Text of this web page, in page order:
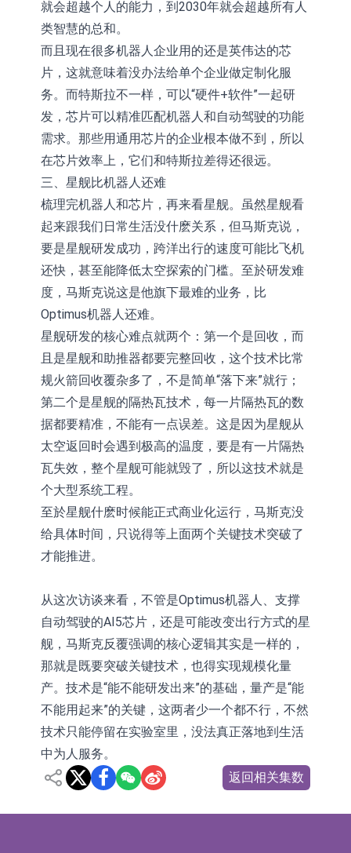
就会超越个人的能力，到2030年就会超越所有人
类智慧的总和。
而且现在很多机器人企业用的还是英伟达的芯
片，这就意味着没办法给单个企业做定制化服
务。而特斯拉不一样，可以“硬件+软件”一起研
发，芯片可以精准匹配机器人和自动驾驶的功能
需求。那些用通用芯片的企业根本做不到，所以
在芯片效率上，它们和特斯拉差得还很远。
三、星舰比机器人还难
梳理完机器人和芯片，再来看星舰。虽然星舰看
起来跟我们日常生活没什麽关系，但马斯克说，
要是星舰研发成功，跨洋出行的速度可能比飞机
还快，甚至能降低太空探索的门槛。至於研发难
度，马斯克说这是他旗下最难的业务，比
Optimus机器人还难。
星舰研发的核心难点就两个：第一个是回收，而
且是星舰和助推器都要完整回收，这个技术比常
规火箭回收覆杂多了，不是简单“落下来”就行；
第二个是星舰的隔热瓦技术，每一片隔热瓦的数
据都要精准，不能有一点误差。这是因为星舰从
太空返回时会遇到极高的温度，要是有一片隔热
瓦失效，整个星舰可能就毁了，所以这技术就是
个大型系统工程。
至於星舰什麽时候能正式商业化运行，马斯克没
给具体时间，只说得等上面两个关键技术突破了
才能推进。
从这次访谈来看，不管是Optimus机器人、支撑
自动驾驶的AI5芯片，还是可能改变出行方式的星
舰，马斯克反覆强调的核心逻辑其实是一样的，
那就是既要突破关键技术，也得实现规模化量
产。技术是“能不能研发出来”的基础，量产是“能
不能用起来”的关键，这两者少一个都不行，不然
技术只能停留在实验室里，没法真正落地到生活
中为人服务。
返回相关集数